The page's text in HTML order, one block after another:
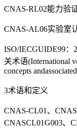
CNAS-RL02能力验
CNAS-AL06实验室
ISO/IECGUIDE99：
关术语(International
concepts
3术语和定义
CNAS-CL01、
CNASCL01G003、